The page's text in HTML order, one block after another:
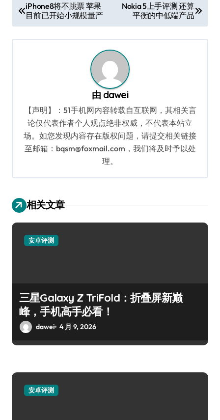
章
导
iPhone8将不跳票 苹果
目前已开始小规模量产
Nokia 5上手评测 还算
平衡的中低端产品
由 dawei
【声明】：51手机网内容转载自互联网，其相关言
论仅代表作者个人观点绝非权威，不代表本站立
场。如您发现内容存在版权问题，请提交相关链接
至邮箱：bqsm@foxmail.com，我们将及时予以处
理。
相关文章
安卓评测
三星Galaxy Z TriFold：折叠屏新巅
峰，手机高手必看！
dawei 4 月 9, 2026
安卓评测